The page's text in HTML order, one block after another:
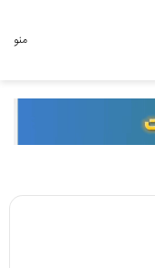
منو